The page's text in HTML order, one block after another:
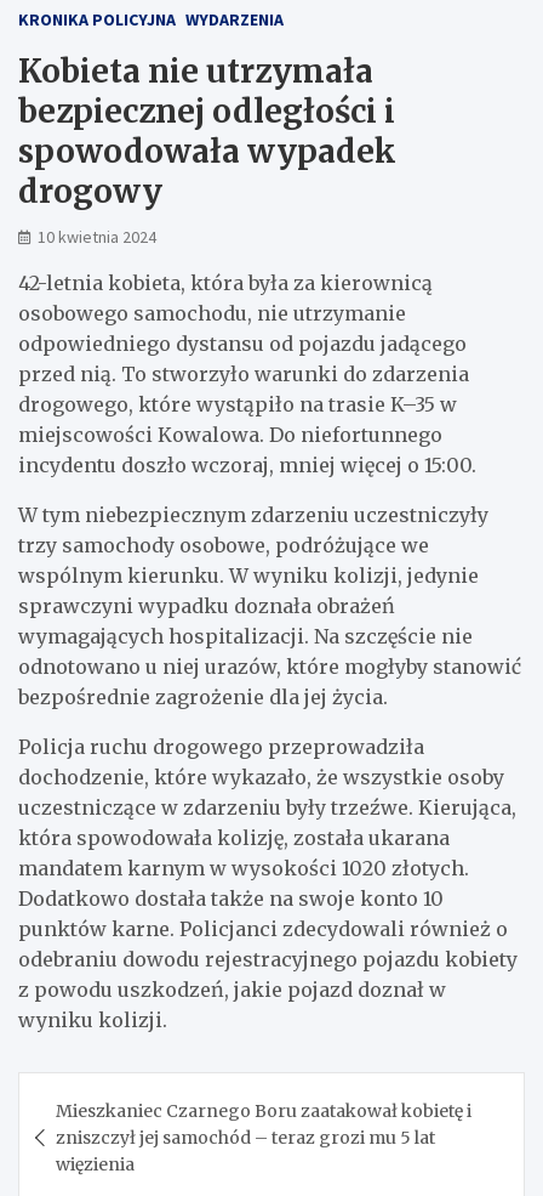
KRONIKA POLICYJNA WYDARZENIA
Kobieta nie utrzymała
bezpiecznej odległości i
spowodowała wypadek
drogowy
10 kwietnia 2024
42-letnia kobieta, która była za kierownicą
osobowego samochodu, nie utrzymanie
odpowiedniego dystansu od pojazdu jadącego
przed nią. To stworzyło warunki do zdarzenia
drogowego, które wystąpiło na trasie K–35 w
miejscowości Kowalowa. Do niefortunnego
incydentu doszło wczoraj, mniej więcej o 15:00.
W tym niebezpiecznym zdarzeniu uczestniczyły
trzy samochody osobowe, podróżujące we
wspólnym kierunku. W wyniku kolizji, jedynie
sprawczyni wypadku doznała obrażeń
wymagających hospitalizacji. Na szczęście nie
odnotowano u niej urazów, które mogłyby stanowić
bezpośrednie zagrożenie dla jej życia.
Policja ruchu drogowego przeprowadziła
dochodzenie, które wykazało, że wszystkie osoby
uczestniczące w zdarzeniu były trzeźwe. Kierująca,
która spowodowała kolizję, została ukarana
mandatem karnym w wysokości 1020 złotych.
Dodatkowo dostała także na swoje konto 10
punktów karne. Policjanci zdecydowali również o
odebraniu dowodu rejestracyjnego pojazdu kobiety
z powodu uszkodzeń, jakie pojazd doznał w
wyniku kolizji.
wpisu
Mieszkaniec Czarnego Boru zaatakował kobietę i
zniszczył jej samochód – teraz grozi mu 5 lat
więzienia